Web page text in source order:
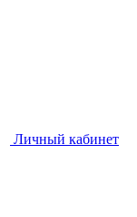
Личный кабинет